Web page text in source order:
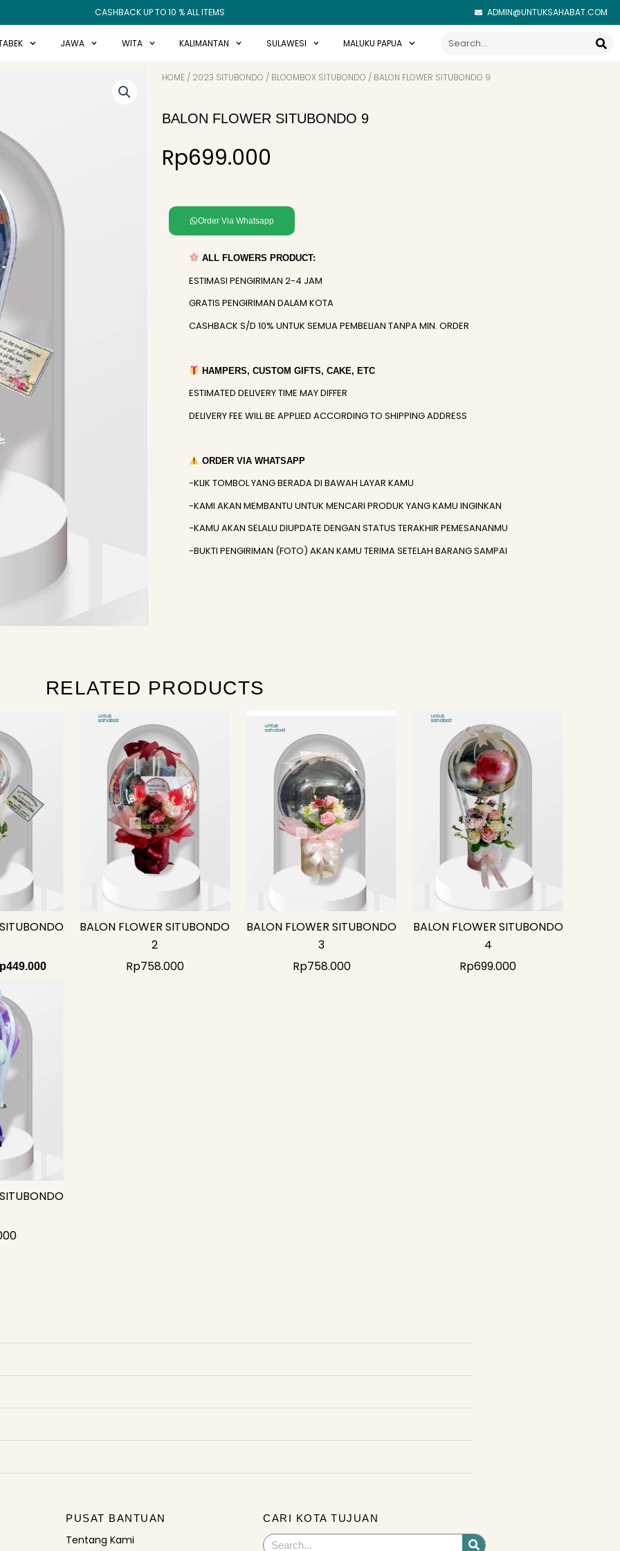
CASHBACK UP TO 10 % ALL ITEMS ADMIN@UNTUKSAHABAT.COM
JAWA WITA KALIMANTAN SULAWESI MALUKU PAPUA Search
HOME / 2023 SITUBONDO / BLOOMBOX SITUBONDO / BALON FLOWER SITUBONDO 9
BALON FLOWER SITUBONDO 9
Rp699.000
Order Via Whatsapp
ALL FLOWERS PRODUCT:
ESTIMASI PENGIRIMAN 2-4 JAM
GRATIS PENGIRIMAN DALAM KOTA
CASHBACK S/D 10% UNTUK SEMUA PEMBELIAN TANPA MIN. ORDER
HAMPERS, CUSTOM GIFTS, CAKE, ETC
ESTIMATED DELIVERY TIME MAY DIFFER
DELIVERY FEE WILL BE APPLIED ACCORDING TO SHIPPING ADDRESS
ORDER VIA WHATSAPP
-KLIK TOMBOL YANG BERADA DI BAWAH LAYAR KAMU
-KAMI AKAN MEMBANTU UNTUK MENCARI PRODUK YANG KAMU INGINKAN
-KAMU AKAN SELALU DIUPDATE DENGAN STATUS TERAKHIR PEMESANANMU
-BUKTI PENGIRIMAN (FOTO) AKAN KAMU TERIMA SETELAH BARANG SAMPAI
RELATED PRODUCTS
449.000
BALON FLOWER SITUBONDO
2
Rp758.000
BALON FLOWER SITUBONDO
3
Rp758.000
BALON FLOWER SITUBONDO
4
Rp699.000
PUSAT BANTUAN
Tentang Kami
CARI KOTA TUJUAN
Search